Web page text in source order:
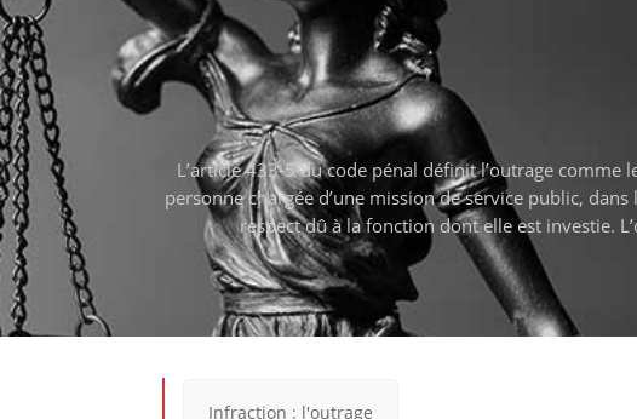
L’article 433-5 du code pénal définit l’outrage comme
personne chargée d’une mission de service public,
respect dû à la fonction dont elle est investie.
Infraction : l'outrage